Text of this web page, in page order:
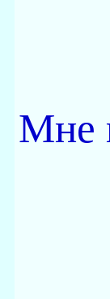
Мне